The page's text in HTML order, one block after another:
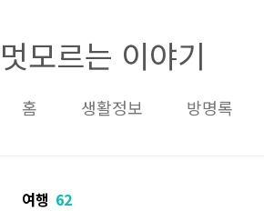
멋모르는 이야기
홈 생활정보 방명록
여행 62